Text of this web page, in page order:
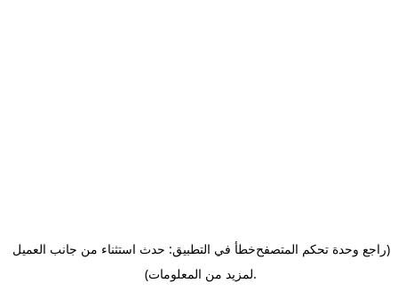
خطأ في التطبيق: حدث استثناء من جانب العميل(راجع وحدة تحكم المتصفح
لمزيد من المعلومات).